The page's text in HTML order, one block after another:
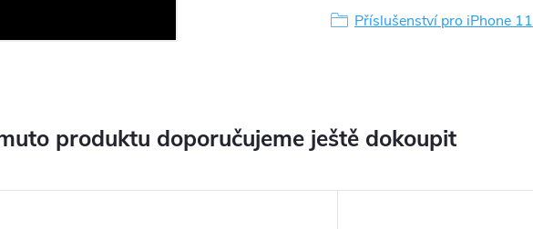
Příslušenství pro iPhone 11
produktu doporučujeme ještě dokoupit